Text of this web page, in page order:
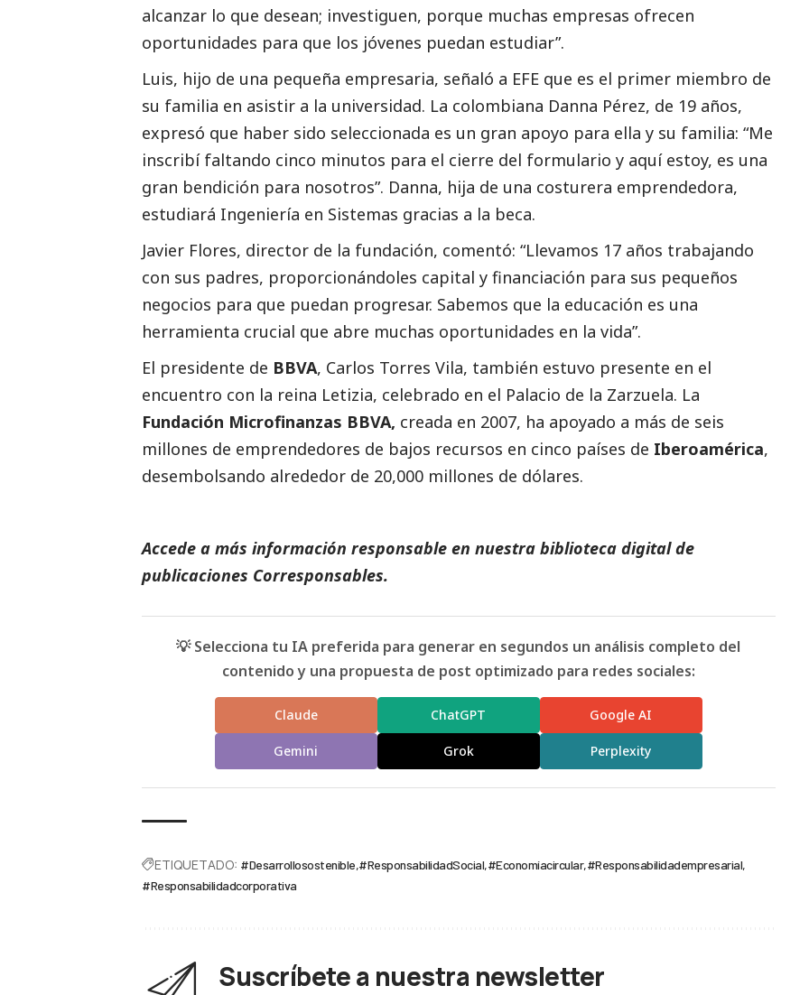
alcanzar lo que desean; investiguen, porque muchas empresas ofrecen
oportunidades para que los jóvenes puedan estudiar”.
Luis, hijo de una pequeña empresaria, señaló a EFE que es el primer miembro de
su familia en asistir a la universidad. La colombiana Danna Pérez, de 19 años,
expresó que haber sido seleccionada es un gran apoyo para ella y su familia: “Me
inscribí faltando cinco minutos para el cierre del formulario y aquí estoy, es una
gran bendición para nosotros”. Danna, hija de una costurera emprendedora,
estudiará Ingeniería en Sistemas gracias a la beca.
Javier Flores, director de la fundación, comentó: “Llevamos 17 años trabajando
con sus padres, proporcionándoles capital y financiación para sus pequeños
negocios para que puedan progresar. Sabemos que la educación es una
herramienta crucial que abre muchas oportunidades en la vida”.
El presidente de BBVA, Carlos Torres Vila, también estuvo presente en el
encuentro con la reina Letizia, celebrado en el Palacio de la Zarzuela. La
Fundación Microfinanzas BBVA, creada en 2007, ha apoyado a más de seis
millones de emprendedores de bajos recursos en cinco países de Iberoamérica,
desembolsando alrededor de 20,000 millones de dólares.
Accede a más información responsable en nuestra biblioteca digital de
publicaciones Corresponsables.
💡 Selecciona tu IA preferida para generar en segundos un análisis completo del
contenido y una propuesta de post optimizado para redes sociales:
Claude ChatGPT Google AI
Gemini Grok Perplexity
ETIQUETADO: #Desarrollosostenible #ResponsabilidadSocial #Economíacircular #Responsabilidadempresarial
#Responsabilidadcorporativa
Suscríbete a nuestra newsletter